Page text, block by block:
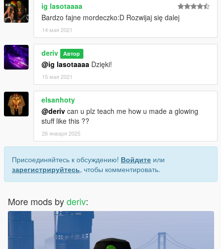
ig lasotaaaa
Bardzo fajne mordeczko:D Rozwijaj się dalej
14 мая 2021
deriv Автор
@ig lasotaaaa Dzięki!
15 мая 2021
elsanhoty
@deriv can u plz teach me how u made a glowing
stuff like this ??
26 января 2025
Присоединяйтесь к обсуждению! Войдите или
зарегистрируйтесь, чтобы комментировать.
More mods byderiv: